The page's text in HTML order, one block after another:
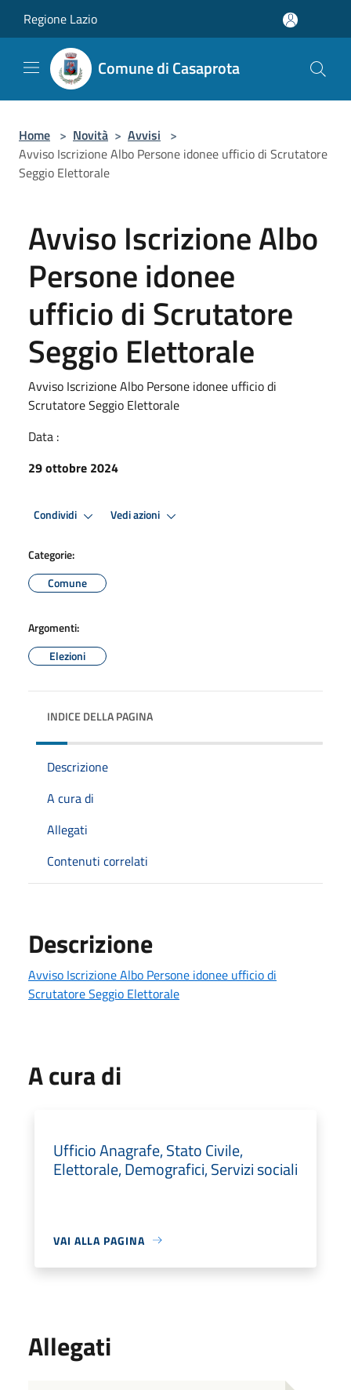
Regione Lazio
Comune di Casaprota
Home > Novità > Avvisi >
Avviso Iscrizione Albo Persone idonee ufficio di Scrutatore
Seggio Elettorale
Avviso Iscrizione Albo
Persone idonee
ufficio di Scrutatore
Seggio Elettorale
Avviso Iscrizione Albo Persone idonee ufficio di
Scrutatore Seggio Elettorale
Data :
29 ottobre 2024
Condividi Vedi azioni
Categorie:
Comune
Argomenti:
Elezioni
INDICE DELLA PAGINA
Descrizione
A cura di
Allegati
Contenuti correlati
Descrizione
Avviso Iscrizione Albo Persone idonee ufficio di
Scrutatore Seggio Elettorale
A cura di
Ufficio Anagrafe, Stato Civile,
Elettorale, Demografici, Servizi sociali
VAI ALLA PAGINA
Allegati